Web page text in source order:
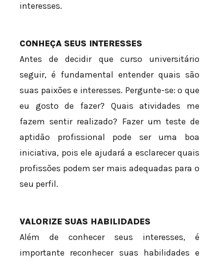
interesses.
CONHEÇA SEUS INTERESSES
Antes de decidir que curso universitário
seguir, é fundamental entender quais são
suas paixões e interesses. Pergunte-se: o que
eu gosto de fazer? Quais atividades me
fazem sentir realizado? Fazer um teste de
aptidão profissional pode ser uma boa
iniciativa, pois ele ajudará a esclarecer quais
profissões podem ser mais adequadas para o
seu perfil.
VALORIZE SUAS HABILIDADES
Além de conhecer seus interesses, é
importante reconhecer suas habilidades e